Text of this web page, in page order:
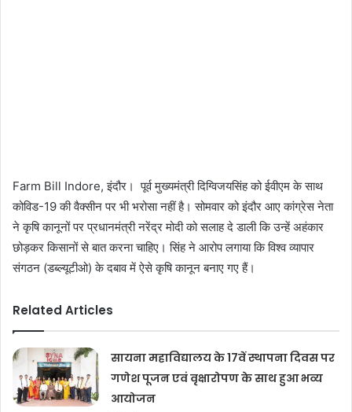
Farm Bill Indore, इंदौर। पूर्व मुख्यमंत्री दिग्विजयसिंह को ईवीएम के साथ
कोविड-19 की वैक्सीन पर भी भरोसा नहीं है। सोमवार को इंदौर आए कांग्रेस नेता
ने कृषि कानूनों पर प्रधानमंत्री नरेंद्र मोदी को सलाह दे डाली कि उन्हें अहंकार
छोड़कर किसानों से बात करना चाहिए। सिंह ने आरोप लगाया कि विश्व व्यापार
संगठन (डब्ल्यूटीओ) के दबाव में ऐसे कृषि कानून बनाए गए हैं।
Related Articles
सायना महाविद्यालय के 17वें स्थापना दिवस पर
गणेश पूजन एवं वृक्षारोपण के साथ हुआ भव्य
आयोजन